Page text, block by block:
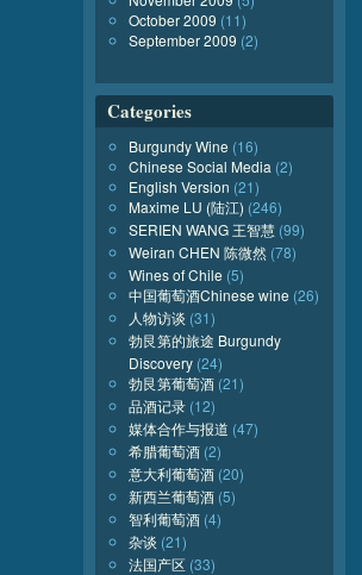
October 2009 (11)
September 2009 (2)
Categories
Burgundy Wine (16)
Chinese Social Media (2)
English Version (21)
Maxime LU (陆江) (246)
SERIEN WANG 王智慧 (99)
Weiran CHEN 陈微然 (78)
Wines of Chile (5)
中国葡萄酒Chinese wine (26)
人物访谈 (31)
勃艮第的旅途 Burgundy
Discovery (24)
勃艮第葡萄酒 (21)
品酒记录 (12)
媒体合作与报道 (47)
希腊葡萄酒 (2)
意大利葡萄酒 (20)
新西兰葡萄酒 (5)
智利葡萄酒 (4)
杂谈 (21)
法国产区 (33)